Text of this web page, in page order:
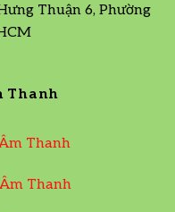
Thuận 6, Phường
Thanh
Thanh
Thanh